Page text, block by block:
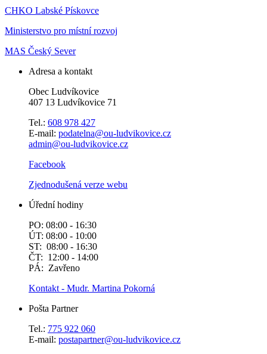
CHKO Labské Pískovce
Ministerstvo pro místní rozvoj
MAS Český Sever
Adresa a kontakt
Obec Ludvíkovice
407 13 Ludvíkovice 71
Tel.: 608 978 427
E-mail: podatelna@ou-ludvikovice.cz
admin@ou-ludvikovice.cz
Facebook
Zjednodušená verze webu
Úřední hodiny
PO: 08:00 - 16:30
ÚT: 08:00 - 10:00
ST: 08:00 - 16:30
ČT: 12:00 - 14:00
PÁ: Zavřeno
Kontakt - Mudr. Martina Pokorná
Pošta Partner
Tel.: 775 922 060
E-mail: postapartner@ou-ludvikovice.cz